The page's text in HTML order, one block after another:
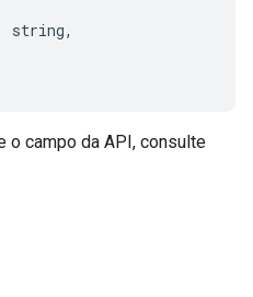
string,
o campo da API, consulte